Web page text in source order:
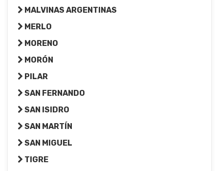
MALVINAS ARGENTINAS
MERLO
MORENO
MORÓN
PILAR
SAN FERNANDO
SAN ISIDRO
SAN MARTÍN
SAN MIGUEL
TIGRE